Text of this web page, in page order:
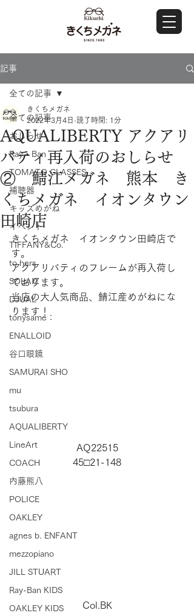
記事
全ての記事
おしらせ
Ray・Ban
TOMATO GLASSES
補聴器
キッズめがね
イベント
TIFFANY&Co.
to hers
SOLAIZ
DJUAL
tonysame：
ENALLOID
谷口眼鏡
SAMURAI SHO
mu
tsubura
AQUALIBERTY
LineArt
COACH
内藤熊八
POLICE
OAKLEY
agnes b. ENFANT
mezzopiano
JILL STUART
Ray-Ban KIDS
OAKLEY KIDS
全ての記事
AQUALIBERTY アクアリ
バティ再入荷のおしらせ
② 鯖江メガネ 熊本 き
くちメガネ イオンタウン
田崎店
きくちメガネ
2022年3月4日 読了時間: 1分
きくちメガネ　イオンタウン田崎店で
す。
アクアリバティのフレームが再入荷し
ております。
当店の大人気商品、鯖江産めがねにな
ります！
AQ22515
45□21-148
Col.BK